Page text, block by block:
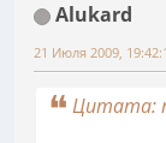
Alukard
21 Июля 2009,
Цитата: